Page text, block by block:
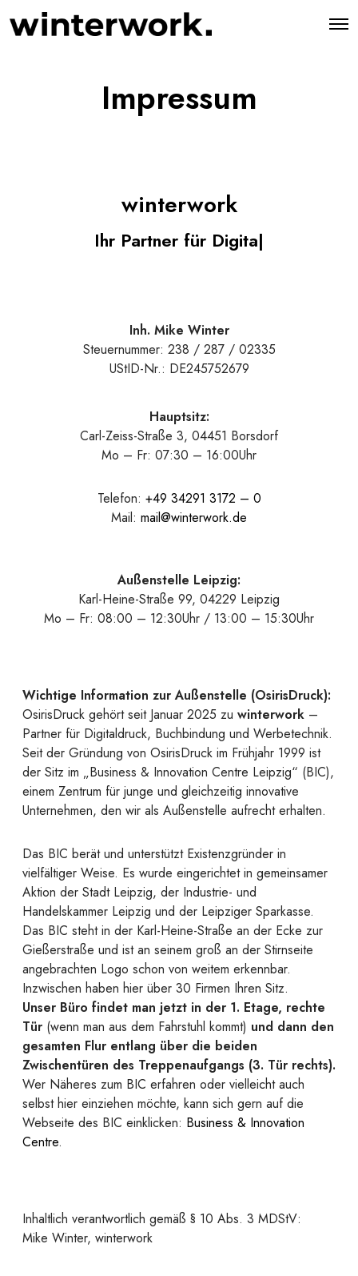
O
Impressum
winterwork
Ihr Partner für Digit|
Inh. Mike Winter
Steuernummer: 238 / 287 / 02335
UStID-Nr.: DE245752679
Hauptsitz:
Carl-Zeiss-Straße 3, 04451 Borsdorf
Mo – Fr: 07:30 – 16:00Uhr
Telefon: +49 34291 3172 – 0
Mail: mail@winterwork.de
Außenstelle Leipzig:
Karl-Heine-Straße 99, 04229 Leipzig
Mo – Fr: 08:00 – 12:30Uhr / 13:00 – 15:30Uhr
Wichtige Information zur Außenstelle (OsirisDruck):
OsirisDruck gehört seit Januar 2025 zu winterwork –
Partner für Digitaldruck, Buchbindung und Werbetechnik.
Seit der Gründung von OsirisDruck im Frühjahr 1999 ist
der Sitz im „Business & Innovation Centre Leipzig“ (BIC),
einem Zentrum für junge und gleichzeitig innovative
Unternehmen, den wir als Außenstelle aufrecht erhalten.
Das BIC berät und unterstützt Existenzgründer in
vielfältiger Weise. Es wurde eingerichtet in gemeinsamer
Aktion der Stadt Leipzig, der Industrie- und
Handelskammer Leipzig und der Leipziger Sparkasse.
Das BIC steht in der Karl-Heine-Straße an der Ecke zur
Gießerstraße und ist an seinem groß an der Stirnseite
angebrachten Logo schon von weitem erkennbar.
Inzwischen haben hier über 30 Firmen Ihren Sitz.
Unser Büro findet man jetzt in der 1. Etage, rechte
Tür (wenn man aus dem Fahrstuhl kommt) und dann den
gesamten Flur entlang über die beiden
Zwischentüren des Treppenaufgangs (3. Tür rechts).
Wer Näheres zum BIC erfahren oder vielleicht auch
selbst hier einziehen möchte, kann sich gern auf die
Webseite des BIC einklicken: Business & Innovation
Centre.
Inhaltlich verantwortlich gemäß § 10 Abs. 3 MDStV:
Mike Winter, winterwork